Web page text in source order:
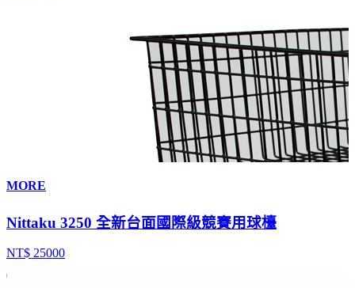
MORE
Nittaku 3250 全新台面國際級競賽用球檯
NT$ 25000